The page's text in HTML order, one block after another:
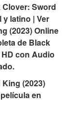
Sword
latino | Ver
(2023) Online
de Black
con Audio
(2023)
en